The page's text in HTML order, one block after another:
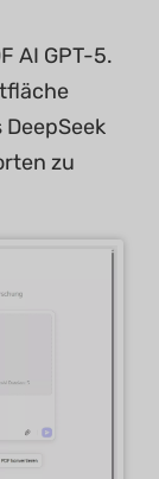
AI GPT-5.
DeepSeek
zu